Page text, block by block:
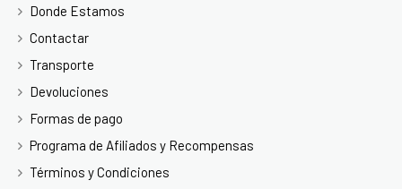
Donde Estamos
Contactar
Transporte
Devoluciones
Formas de pago
Programa de Afiliados y Recompensas
Términos y Condiciones